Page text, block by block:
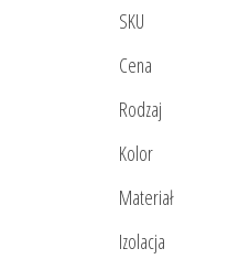
SKU
Cena
Rodzaj
Kolor
Materiał
Izolacja